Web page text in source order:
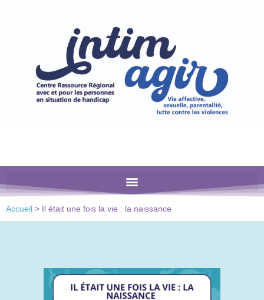
comprend
Accueil > Il était une fois la vie : la naissance